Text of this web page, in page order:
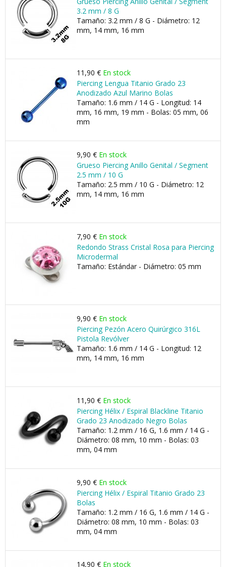
3.2 mm / 8 G
Tamaño: 3.2 mm / 8 G - Diámetro: 12
mm, 14 mm, 16 mm
11,90 € En stock
Piercing Lengua Titanio Grado 23
Anodizado Azul Marino Bolas
Tamaño: 1.6 mm / 14 G - Longitud: 14
mm, 16 mm, 19 mm - Bolas: 05 mm, 06
mm
9,90 € En stock
Grueso Piercing Anillo Genital / Segment
2.5 mm / 10 G
Tamaño: 2.5 mm / 10 G - Diámetro: 12
mm, 14 mm, 16 mm
7,90 € En stock
Redondo Strass Cristal Rosa para Piercing
Microdermal
Tamaño: Estándar - Diámetro: 05 mm
9,90 € En stock
Piercing Pezón Acero Quirúrgico 316L
Pistola Revólver
Tamaño: 1.6 mm / 14 G - Longitud: 12
mm, 14 mm, 16 mm
11,90 € En stock
Piercing Hélix / Espiral Blackline Titanio
Grado 23 Anodizado Negro Bolas
Tamaño: 1.2 mm / 16 G, 1.6 mm / 14 G -
Diámetro: 08 mm, 10 mm - Bolas: 03
mm, 04 mm
9,90 € En stock
Piercing Hélix / Espiral Titanio Grado 23
Bolas
Tamaño: 1.2 mm / 16 G, 1.6 mm / 14 G -
Diámetro: 08 mm, 10 mm - Bolas: 03
mm, 04 mm
14,90 € En stock